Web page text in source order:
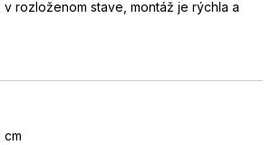
rozloženom stave, montáž je rýchla a
cm